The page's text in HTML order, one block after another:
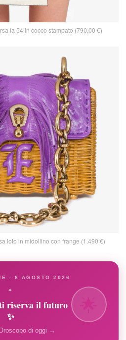
la 54 in cocco stampato (790,00 €)
loto in midollino con frange (1.490 €)
· 8 AGOSTO 2026
✦
riserva il futuro
✨
di oggi →